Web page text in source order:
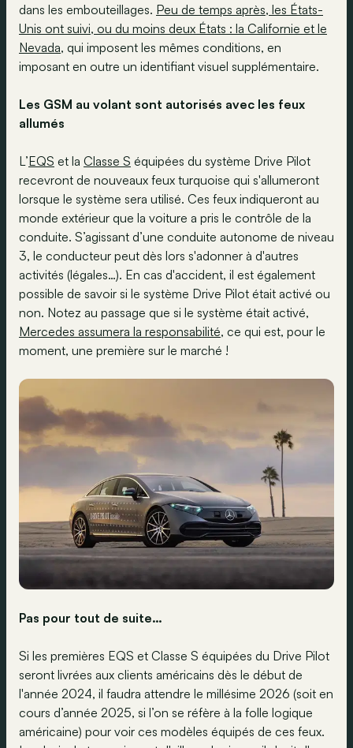
dans les embouteillages. Peu de temps après, les États-
Unis ont suivi, ou du moins deux États : la Californie et le
Nevada, qui imposent les mêmes conditions, en
imposant en outre un identifiant visuel supplémentaire.
Les GSM au volant sont autorisés avec les feux
allumés
L’EQS et la Classe S équipées du système Drive Pilot
recevront de nouveaux feux turquoise qui s'allumeront
lorsque le système sera utilisé. Ces feux indiqueront au
monde extérieur que la voiture a pris le contrôle de la
conduite. S’agissant d’une conduite autonome de niveau
3, le conducteur peut dès lors s'adonner à d'autres
activités (légales…). En cas d'accident, il est également
possible de savoir si le système Drive Pilot était activé ou
non. Notez au passage que si le système était activé,
Mercedes assumera la responsabilité, ce qui est, pour le
moment, une première sur le marché !
Pas pour tout de suite…
Si les premières EQS et Classe S équipées du Drive Pilot
seront livrées aux clients américains dès le début de
l'année 2024, il faudra attendre le millésime 2026 (soit en
cours d’année 2025, si l’on se réfère à la folle logique
américaine) pour voir ces modèles équipés de ces feux.